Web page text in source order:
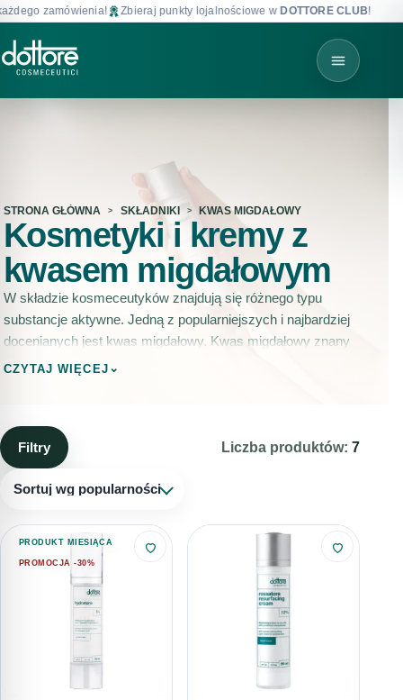
zamówienia! Zbieraj punkty lojalnościowe wDOTTORE CLUB!
STRONA GŁÓWNA SKŁADNIKI KWAS MIGDAŁOWY
Kosmetyki i kremy z
kwasem migdałowym
W składzie kosmeceutyków znajdują się różnego typu
substancje aktywne. Jedną z popularniejszych i najbardziej
docenianych jest kwas migdałowy. Kwas migdałowy znany
jest z właściwości złuszczających, które pomagają odświeżyć
trądziku, redukcji przebarwień i oznak starzenia. W linii dottore
nie mogło zabraknąć kosmeceutyków z kwasem
migdałowym.
CZYTAJ WIĘCEJ ⌄
Filtry Liczba produktów: 7
Sortuj wg popularności
PRODUKT MIESIĄCA
PROMOCJA -30%